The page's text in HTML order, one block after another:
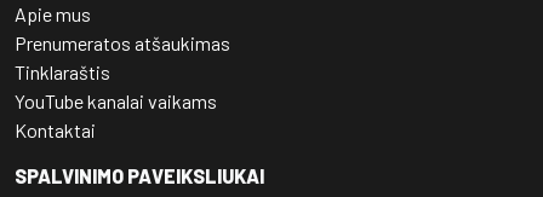
Apie mus
Prenumeratos atšaukimas
Tinklaraštis
YouTube kanalai vaikams
Kontaktai
SPALVINIMO PAVEIKSLIUKAI